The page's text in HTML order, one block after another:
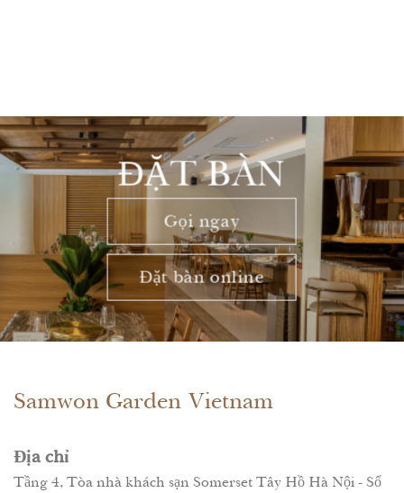
ĐẶT BÀN
Gọi ngay
Đặt bàn online
Samwon Garden Vietnam
Địa chỉ
Tầng 4, Tòa nhà khách sạn Somerset Tây Hồ Hà Nội - Số